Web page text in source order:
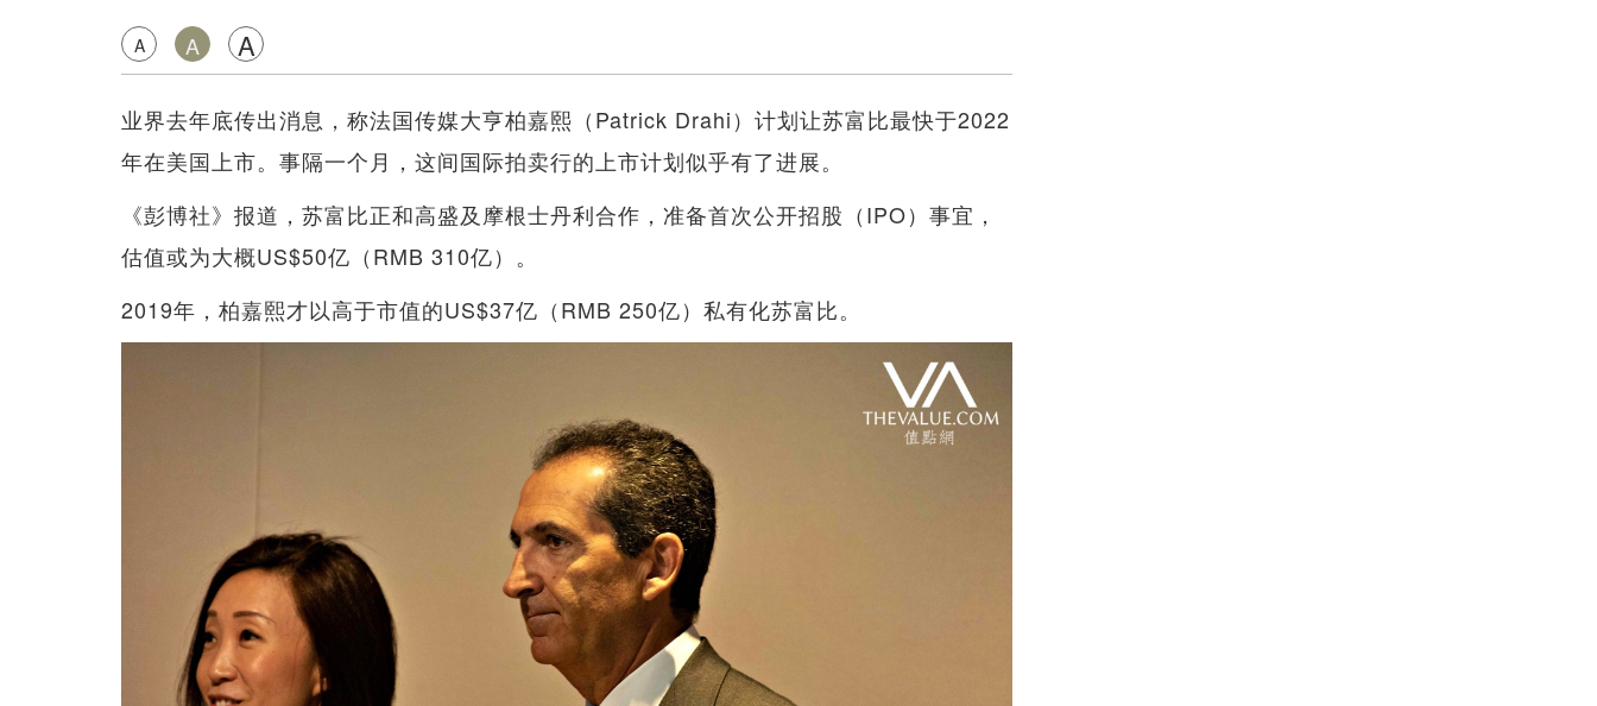
A A A
业界去年底传出消息，称法国传媒大亨柏嘉熙（Patrick Drahi）计划让苏富比最快于2022
年在美国上市。事隔一个月，这间国际拍卖行的上市计划似乎有了进展。
《彭博社》报道，苏富比正和高盛及摩根士丹利合作，准备首次公开招股（IPO）事宜，
估值或为大概US$50亿（RMB 310亿）。
2019年，柏嘉熙才以高于市值的US$37亿（RMB 250亿）私有化苏富比。